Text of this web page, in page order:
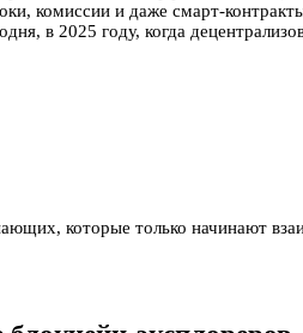
комиссии и даже смарт-
в 2025 году, когда
которые только начинают